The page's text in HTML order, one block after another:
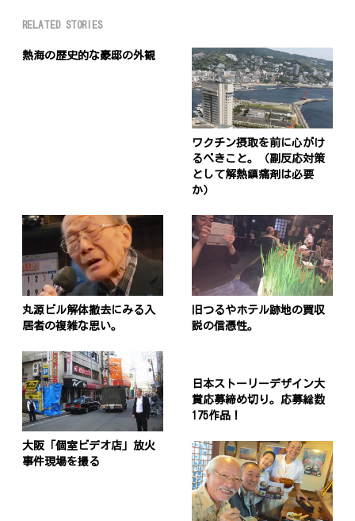
RELATED STORIES
熱海の歴史的な豪邸の外観
ワクチン摂取を前に心がけ
るべきこと。（副反応対策
として解熱鎮痛剤は必要
か）
丸源ビル解体撤去にみる入
居者の複雑な思い。
旧つるやホテル跡地の買収
説の信憑性。
大阪「個室ビデオ店」放火
事件現場を撮る
日本ストーリーデザイン大
賞応募締め切り。応募総数
175作品！